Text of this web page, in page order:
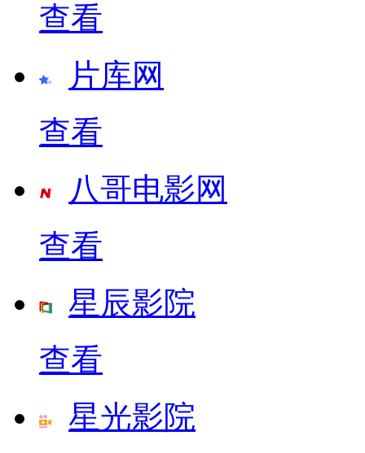
查看
片库网
查看
八哥电影网
查看
星辰影院
查看
星光影院